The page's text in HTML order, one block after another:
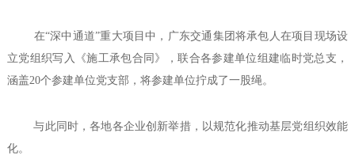
在“深中通道”重大项目中，广东交通集团将承包人在项目现场设
立党组织写入《施工承包合同》，联合各参建单位组建临时党总支，
涵盖20个参建单位党支部，将参建单位拧成了一股绳。
与此同时，各地各企业创新举措，以规范化推动基层党组织效能
化。